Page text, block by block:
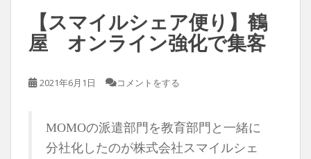
【スマイルシェア便り】鶴
屋 オンライン強化で集客
2021年6月1日 コメントをする
MOMOの派遣部門を教育部門と一緒に
分社化したのが株式会社スマイルシェ